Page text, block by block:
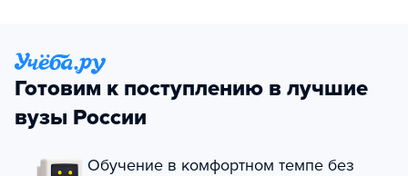
Готовим к поступлению в лучшие
вузы России
Обучение в комфортном темпе без